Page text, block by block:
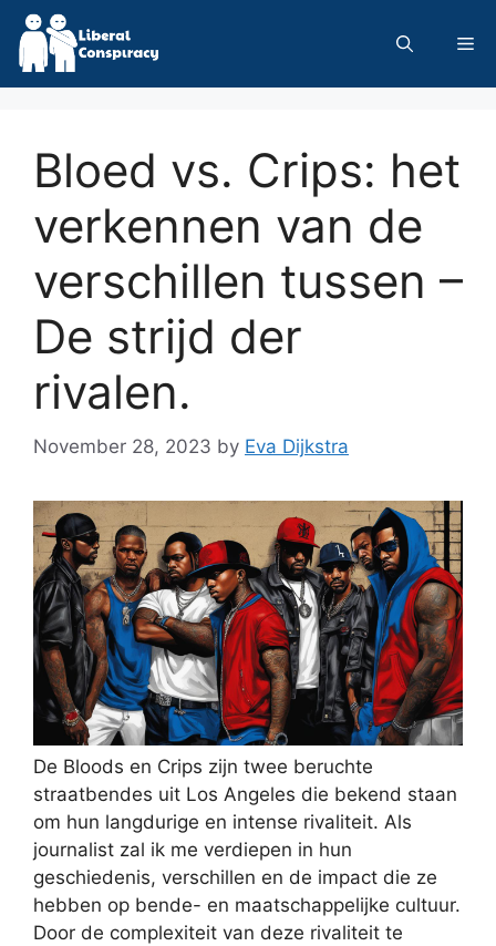
Skip
content
Bloed vs. Crips: het
verkennen van de
verschillen tussen –
De strijd der
rivalen.
November 28, 2023 by Eva Dijkstra
De Bloods en Crips zijn twee beruchte
straatbendes uit Los Angeles die bekend staan
om hun langdurige en intense rivaliteit. Als
journalist zal ik me verdiepen in hun
geschiedenis, verschillen en de impact die ze
hebben op bende- en maatschappelijke cultuur.
Door de complexiteit van deze rivaliteit te